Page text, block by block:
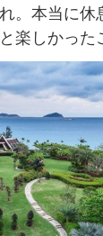
。本当に休
楽しかった